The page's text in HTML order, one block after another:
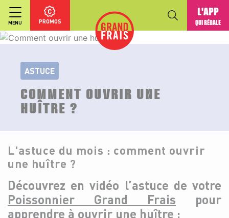
MENU PROMOS
L'APP
QUI RÉGALE
ASTUCE
COMMENT OUVRIR UNE
HUÎTRE ?
L'astuce du mois : comment ouvrir
une huître ?
Découvrez en vidéo l’astuce de votre
Poissonnier Grand Frais pour
apprendre à ouvrir une huître :